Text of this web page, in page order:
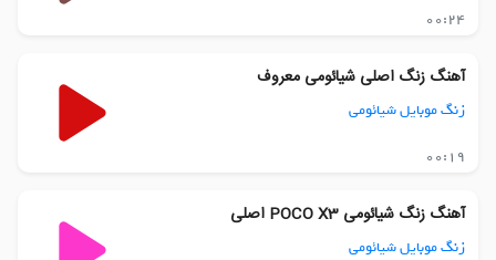
00:24
آهنگ زنگ اصلی شیائومی معروف
زنگ موبایل شیائومی
00:19
آهنگ زنگ شیائومی POCO X3 اصلی
زنگ موبایل شیائومی